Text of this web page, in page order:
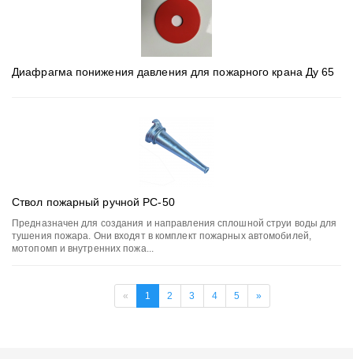
Диафрагма понижения давления для пожарного крана Ду 65
Ствол пожарный ручной РС-50
Предназначен для создания и направления сплошной струи воды для
тушения пожара. Они входят в комплект пожарных автомобилей,
мотопомп и внутренних пожа...
« 1 2 3 4 5 »